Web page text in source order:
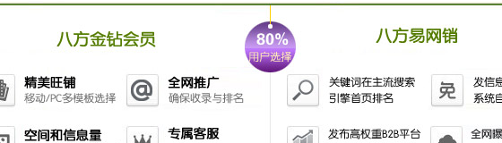
6、物料可回收利用。PPR废料经清洁、破碎后回收利用于管材、管件生产。回收料用量不